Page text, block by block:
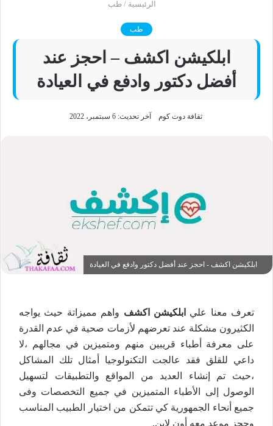
الرئيسية / طب
طب
ابلكيشن اكشف – احجز عند
أفضل دكتور وادفع في العيادة
ثقافة دوت كوم آخر تحديث: 6 سبتمبر، 2022
ابلكيشن اكشف - احجز عند أفضل دكتور وادفع في العيادة
تعرف معنا علي ابلكيشن اكشف واهم مميزاتة حيث يواجه
الكثيرون مشكلة عند تعرضهم لأزمات صحية في عدم القدرة
على معرفة أطباء قريبين منهم ومتميزين في مجالهم ،لا
داعي للقلق فقد عالجت التكنولوجيا أمثال تلك المشاكل
،حيث تم إنشاء العديد من المواقع والتطبيقات لتسهيل
الوصول إلى الأطباء المتميزين في جميع التخصصات وفى
جميع أنحاء الجمهورية كي تتمكن من اختيار الطبيب المناسب
وحجز موعد معه أون لاين.